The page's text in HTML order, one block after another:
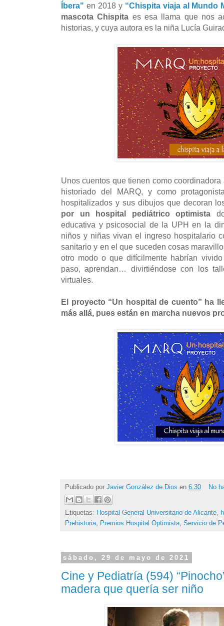
Íbera" en 2018 y “Chispita viaja al Mundo
mascota Chispita es esa llama que nos
historias, y cuya autora es la niña Lucía
Unos cuentos que tienen como
historiado del MARQ, y como
hospitalizados y sus dibujos que decoran
por un hospital pediátrico optimista
educativa y psicosocial de la UPH en la
niños y niñas vivan el ingreso hospitalario
sanitario y en el que suceden cosas
otro modo o que difícilmente habrían
paso, aprendan… divirtiéndose con los
virtuales.
El proyecto “Un hospital de cuento” ha
más allá, pues están en marcha nuevos
Publicado por Javier González de Dios en 6:30 No
Etiquetas: Hospital General Universitario de Alicante,
Prehistoria, Premios Hospital Optimista, Servicio de
sábado, 29 de mayo de 2021
Cine y Pediatría (594)
madera que quería ser niño